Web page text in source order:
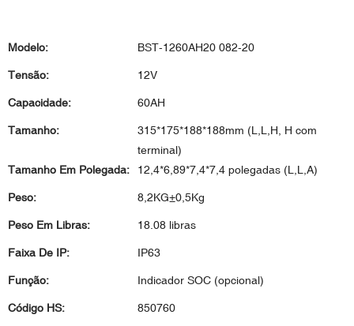
Modelo: BST-1260AH20 082-20
Tensão: 12V
Capacidade: 60AH
Tamanho:
315*175*188*188mm (L,L,H, H com
terminal)
Tamanho Em Polegada:
12,4*6,89*7,4*7,4 polegadas (L,L,A)
Peso: 8,2KG±0,5Kg
Peso Em Libras: 18.08 libras
Faixa De IP: IP63
Função: Indicador SOC (opcional)
Código HS: 850760